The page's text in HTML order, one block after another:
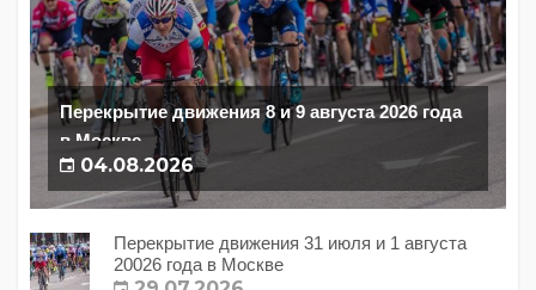
Перекрытие движения 8 и 9 августа 2026 года
в Москве
04.08.2026
Перекрытие движения 31 июля и 1 августа
20026 года в Москве